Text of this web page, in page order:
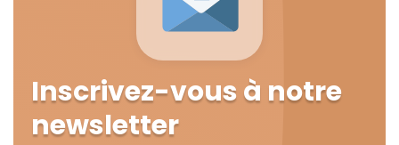
Inscrivez-vous à notre
newsletter